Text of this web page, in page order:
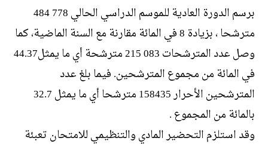
برسم الدورة العادية للموسم الدراسي الحالي 778 484
مترشحا ، بزيادة 8 في المائة مقارنة مع السنة الماضية، كما
وصل عدد المترشحات 083 215 مترشحة أي ما يمثل44.37
في المائة من مجموع المترشحين. فيما بلغ عدد
المترشحين الأحرار 158435 مترشحا أي ما يمثل 32.7
بالمائة من المجموع .
وقد استلزم التحضير المادي والتنظيمي للامتحان تعبئة